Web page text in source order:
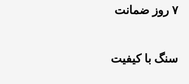
۷ روز ضمانت
سنگ با کیفیت